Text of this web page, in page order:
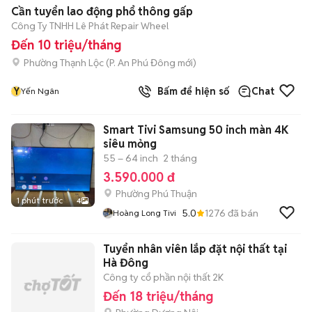
Cần tuyển lao động phổ thông gấp
Công Ty TNHH Lê Phát Repair Wheel
Đến 10 triệu/tháng
Phường Thạnh Lộc (P. An Phú Đông mới)
YYến Ngân Bấm để hiện số Chat
1 phút trước 4
Smart Tivi Samsung 50 inch màn 4K
siêu mỏng
55 – 64 inch 2 tháng
3.590.000 đ
Phường Phú Thuận
Hoàng Long Tivi 5.0 1276 đã bán
Tuyển nhân viên lắp đặt nội thất tại
Hà Đông
Công ty cổ phần nội thất 2K
Đến 18 triệu/tháng